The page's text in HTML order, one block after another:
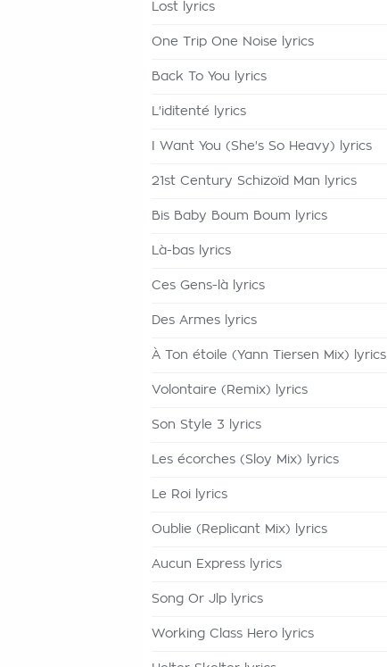
Lost lyrics
One Trip One Noise lyrics
Back To You lyrics
L'iditenté lyrics
I Want You (She's So Heavy) lyrics
21st Century Schizoïd Man lyrics
Bis Baby Boum Boum lyrics
Là-bas lyrics
Ces Gens-là lyrics
Des Armes lyrics
À Ton étoile (Yann Tiersen Mix) lyrics
Volontaire (Remix) lyrics
Son Style 3 lyrics
Les écorches (Sloy Mix) lyrics
Le Roi lyrics
Oublie (Replicant Mix) lyrics
Aucun Express lyrics
Song Or Jlp lyrics
Working Class Hero lyrics